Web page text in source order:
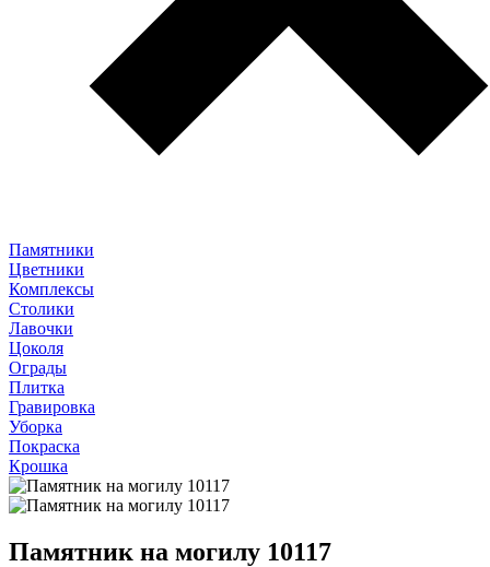
Памятники
Цветники
Комплексы
Столики
Лавочки
Цоколя
Ограды
Плитка
Гравировка
Уборка
Покраска
Крошка
Памятник на могилу 10117